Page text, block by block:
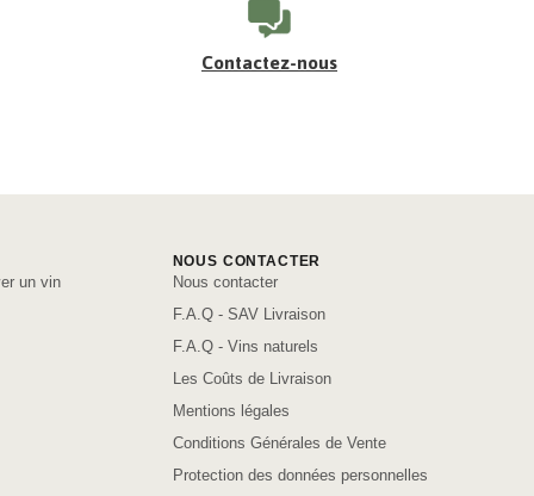
Contactez-nous
un vin
NOUS CONTACTER
Nous contacter
F.A.Q - SAV Livraison
F.A.Q - Vins naturels
Les Coûts de Livraison
Mentions légales
Conditions Générales de Vente
Protection des données personnelles